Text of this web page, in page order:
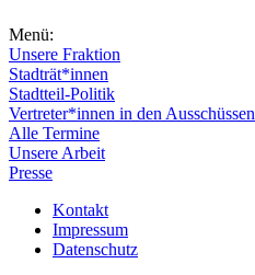
Menü:
Unsere Fraktion
Stadträt*innen
Stadtteil-Politik
Vertreter*innen in den Ausschüssen
Alle Termine
Unsere Arbeit
Presse
Kontakt
Impressum
Datenschutz